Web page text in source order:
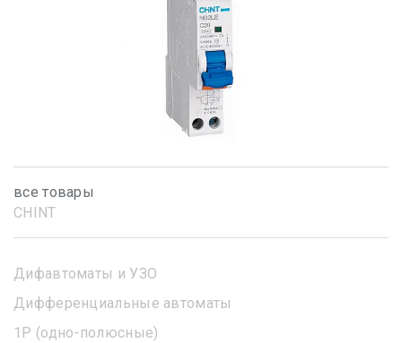
все товары
CHINT
Дифавтоматы и УЗО
Дифференциальные автоматы
1Р (одно-полюсные)